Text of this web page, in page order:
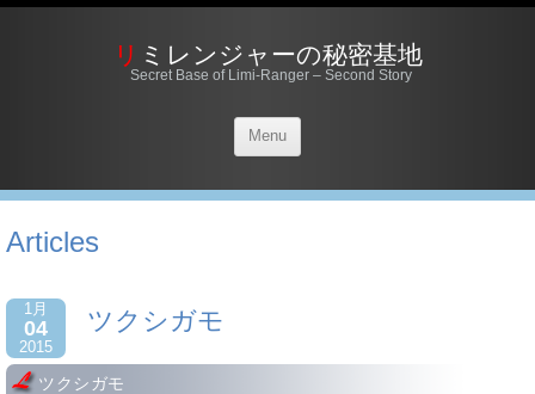
リミレンジャーの秘密基地
Secret Base of Limi-Ranger – Second Story
Menu
Articles
1月
04
2015
ツクシガモ
ツクシガモ